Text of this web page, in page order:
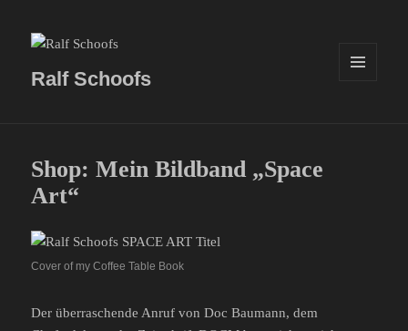
Ralf Schoofs
Shop: Mein Bildband „Space
Art“
Cover of my Coffee Table Book
Der überraschende Anruf von Doc Baumann, dem